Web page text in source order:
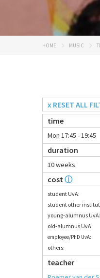
HOME MUSIC
x RESET ALL
time
Mon 17:45 - 19:45
duration
10 weeks
costⓘ
student UvA:
student other
young-alumnus UvA:
old-alumnus UvA:
employee/PhD UvA:
others:
teacher